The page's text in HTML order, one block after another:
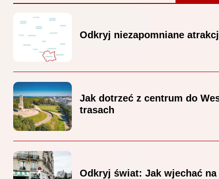
Odkryj niezapomniane
Jak dotrzeć z centrum do
trasach
Odkryj świat: Jak wjechać